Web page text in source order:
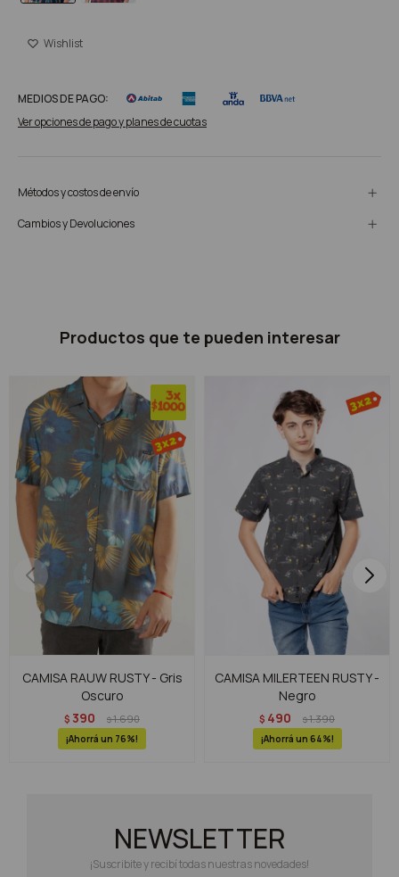
MEDIOS DE PAGO:
Ver opciones de pago y planes de cuotas
Métodos y costos de envío
Cambios y Devoluciones
Productos que te pueden interesar
CAMISA RAUW RUSTY - Gris
Oscuro
$ 390 $1.690
76
CAMISA MILERTEEN RUSTY -
Negro
$ 490 $1.390
64
NEWSLETTER
¡Suscribite y recibí todas nuestras novedades!